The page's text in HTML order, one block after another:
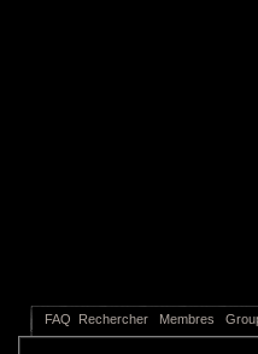
FAQ Rechercher Membres